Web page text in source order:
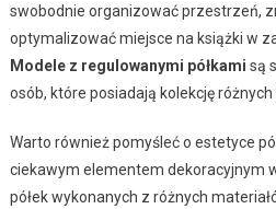
swobodnie organizować przestrzeń,
optymalizować miejsce na książki w
Modele z regulowanymi półkami są
osób, które posiadają kolekcję
Warto również pomyśleć o estetyce
ciekawym elementem dekoracyjnym
półek wykonanych z różnych